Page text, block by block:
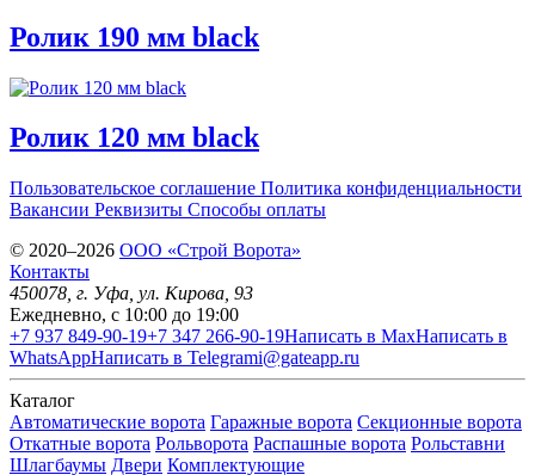
Ролик 190 мм black
Ролик 120 мм black
Пользовательское соглашение Политика конфиденциальности
Вакансии Реквизиты Способы оплаты
© 2020–2026 OOO «Строй Ворота»
Контакты
450078 , г. Уфа ул. Кирова, 93
Ежедневно, с 10:00 до 19:00
+7 937 849-90-19+7 347 266-90-19Написать в MaxНаписать в
WhatsAppНаписать в Telegrami@gateapp.ru
Каталог
Автоматические ворота Гаражные ворота Секционные ворота
Откатные ворота Рольворота Распашные ворота Рольставни
Шлагбаумы Двери Комплектующие